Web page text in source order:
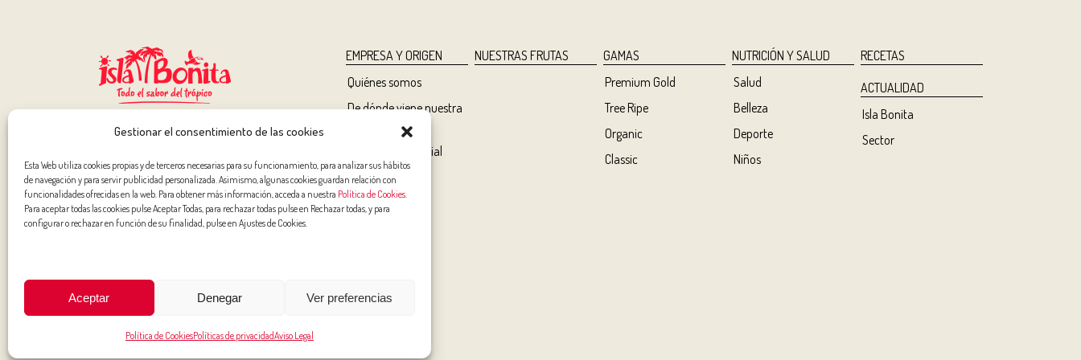
Gestionar el consentimiento de las cookies
Esta Web utiliza cookies propias y de terceros necesarias para su funcionamiento, para analizar sus hábitos
de navegación y para servir publicidad personalizada. Asimismo, algunas cookies guardan relación con
funcionalidades ofrecidas en la web. Para obtener más información, acceda a nuestra Política de Cookies.
Para aceptar todas las cookies pulse Aceptar Todas, para rechazar todas pulse en Rechazar todas, y para
configurar o rechazar en función de su finalidad, pulse en Ajustes de Cookies.
Aceptar Denegar Ver preferencias
Política de CookiesPolíticas de privacidadAviso Legal
BLOG
CONTACTO
POLÍTICAS DE PRIVACIDAD
POLÍTICA DE COOKIES
MAPA WEB
EMPRESA Y ORIGEN
Quiénes somos
De dónde viene nuestra
Compromiso social
Medio ambiente
Calidad
NUESTRAS FRUTAS
GAMAS
Premium Gold
Tree Ripe
Organic
Classic
NUTRICIÓN Y SALUD
Salud
Belleza
Deporte
Niños
RECETAS
ACTUALIDAD
Isla Bonita
Sector